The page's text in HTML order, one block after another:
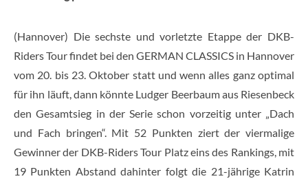
(Hannover) Die sechste und vorletzte Etappe der DKB-
Riders Tour findet bei den GERMAN CLASSICS in Hannover
vom 20. bis 23. Oktober statt und wenn alles ganz optimal
für ihn läuft, dann könnte Ludger Beerbaum aus Riesenbeck
den Gesamtsieg in der Serie schon vorzeitig unter „Dach
und Fach bringen“. Mit 52 Punkten ziert der viermalige
Gewinner der DKB-Riders Tour Platz eins des Rankings, mit
19 Punkten Abstand dahinter folgt die 21-jährige Katrin